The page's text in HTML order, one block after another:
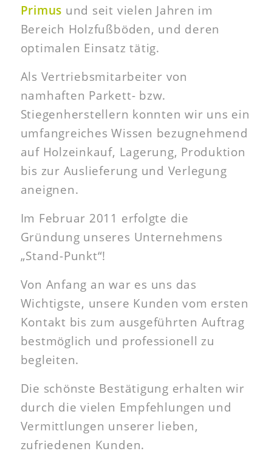
Primus und seit vielen Jahren im
Bereich Holzfußböden, und deren
optimalen Einsatz tätig.
Als Vertriebsmitarbeiter von
namhaften Parkett- bzw.
Stiegenherstellern konnten wir uns ein
umfangreiches Wissen bezugnehmend
auf Holzeinkauf, Lagerung, Produktion
bis zur Auslieferung und Verlegung
aneignen.
Im Februar 2011 erfolgte die
Gründung unseres Unternehmens
„Stand-Punkt“!
Von Anfang an war es uns das
Wichtigste, unsere Kunden vom ersten
Kontakt bis zum ausgeführten Auftrag
bestmöglich und professionell zu
begleiten.
Die schönste Bestätigung erhalten wir
durch die vielen Empfehlungen und
Vermittlungen unserer lieben,
zufriedenen Kunden.